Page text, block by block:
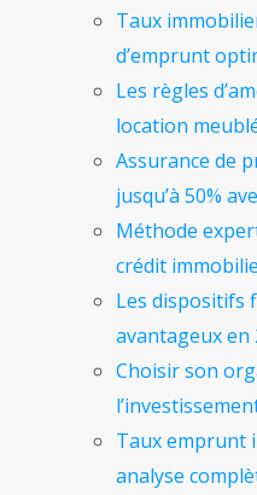
Taux
d’emprunt
Les règles
location
Assurance de
jusqu’à 50%
Méthode
crédit
Les dispositifs
avantageux en
Choisir son
Taux emprunt
analyse